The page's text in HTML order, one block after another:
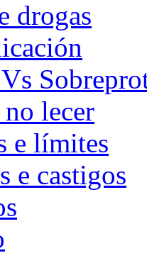
drogas
lecer
e límites
e castigos